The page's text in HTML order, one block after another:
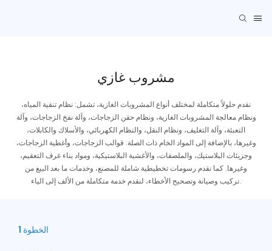
مشروب غازي
نقدم حلولاً متكاملة لمختلف أنواع المشروبات الغازية، تشمل: نظام تنقية المياه،
ونظام معالجة المشروبات الغازية، ونظام حقن الزجاجات، وآلة نفخ الزجاجات، وآلة
التعبئة، وآلة التغليف، ونظام النقل، والنظام الكهربائي، والأسلاك والكابلات،
وغيرها، بالإضافة إلى المواد الخام ذات الصلة: قوالب الزجاجات، وأغطية الزجاجات،
وجزيئات البلاستيك، والملصقات، والأغشية البلاستيكية، ومواد بناء غرف التعقيم،
وغيرها. كما نقدم رسومات تخطيطية شاملة للمصنع، وخدمات ما بعد البيع من
تركيب وصيانة وتصحيح الأخطاء، لنقدم خدمة متكاملة من الألف إلى الياء.
الخطوة 1